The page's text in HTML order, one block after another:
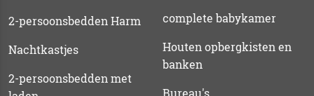
2-persoonsbedden Harm
Nachtkastjes
2-persoonsbedden met
complete babykamer
Houten opbergkisten en
banken
Bureau's